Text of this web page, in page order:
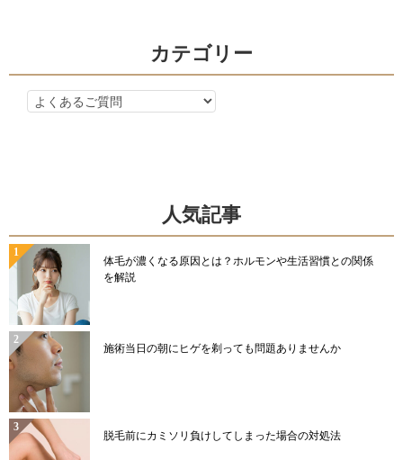
カテゴリー
人気記事
体毛が濃くなる原因とは？ホルモンや生活習慣との関係
を解説
施術当日の朝にヒゲを剃っても問題ありませんか
脱毛前にカミソリ負けしてしまった場合の対処法